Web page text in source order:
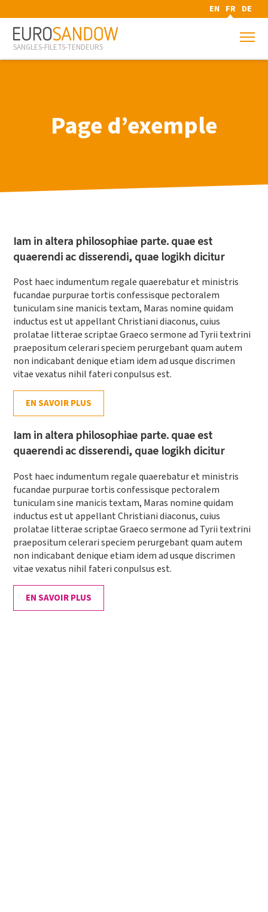
EN FR DE
SANGLES-FILETS-TENDEURS
Page d’exemple
Iam in altera philosophiae parte. quae est
quaerendi ac disserendi, quae logikh dicitur
Post haec indumentum regale quaerebatur et ministris
fucandae purpurae tortis confessisque pectoralem
tuniculam sine manicis textam, Maras nomine quidam
inductus est ut appellant Christiani diaconus, cuius
prolatae litterae scriptae Graeco sermone ad Tyrii textrini
praepositum celerari speciem perurgebant quam autem
non indicabant denique etiam idem ad usque discrimen
vitae vexatus nihil fateri conpulsus est.
EN SAVOIR PLUS
Iam in altera philosophiae parte. quae est
quaerendi ac disserendi, quae logikh dicitur
Post haec indumentum regale quaerebatur et ministris
fucandae purpurae tortis confessisque pectoralem
tuniculam sine manicis textam, Maras nomine quidam
inductus est ut appellant Christiani diaconus, cuius
prolatae litterae scriptae Graeco sermone ad Tyrii textrini
praepositum celerari speciem perurgebant quam autem
non indicabant denique etiam idem ad usque discrimen
vitae vexatus nihil fateri conpulsus est.
EN SAVOIR PLUS